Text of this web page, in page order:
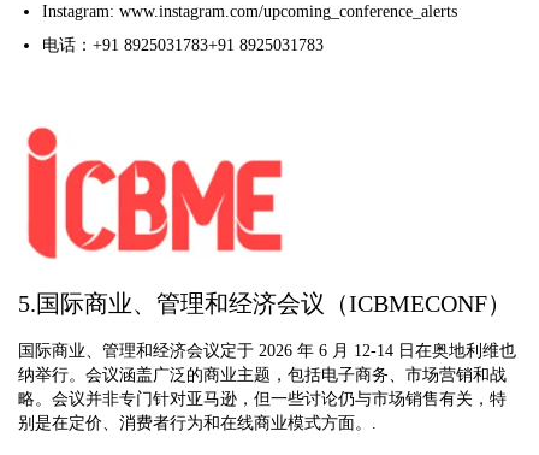
Instagram: www.instagram.com/upcoming_conference_alerts
电话：+91 8925031783+91 8925031783
5.国际商业、管理和经济会议（ICBMECONF）
国际商业、管理和经济会议定于 2026 年 6 月 12-14 日在奥地利维也
纳举行。会议涵盖广泛的商业主题，包括电子商务、市场营销和战
略。会议并非专门针对亚马逊，但一些讨论仍与市场销售有关，特
别是在定价、消费者行为和在线商业模式方面。.